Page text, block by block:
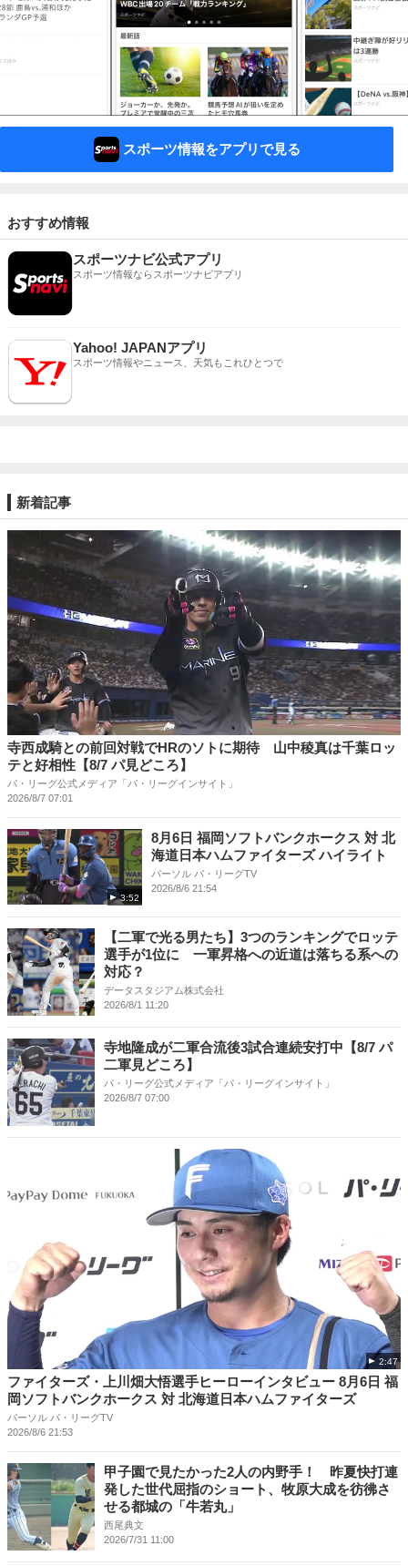
スポーツ情報をアプリで見る
おすすめ情報
スポーツナビ公式アプリ
スポーツ情報ならスポーツナビアプリ
Yahoo! JAPANアプリ
スポーツ情報やニュース、天気もこれひとつで
新着記事
寺西成騎との前回対戦でHRのソトに期待 山中稜真は千葉ロッ
テと好相性【8/7 パ見どころ】
パ・リーグ公式メディア「パ・リーグインサイト」
2026/8/7 07:01
3:52
8月6日 福岡ソフトバンクホークス 対 北
海道日本ハムファイターズ ハイライト
パーソル パ・リーグTV
2026/8/6 21:54
【二軍で光る男たち】3つのランキングでロッテ
選手が1位に 一軍昇格への近道は落ちる系への
対応？
データスタジアム株式会社
2026/8/1 11:20
寺地隆成が二軍合流後3試合連続安打中【8/7 パ
二軍見どころ】
パ・リーグ公式メディア「パ・リーグインサイト」
2026/8/7 07:00
2:47
ファイターズ・上川畑大悟選手ヒーローインタビュー 8月6日 福
岡ソフトバンクホークス 対 北海道日本ハムファイターズ
パーソル パ・リーグTV
2026/8/6 21:53
甲子園で見たかった2人の内野手！ 昨夏快打連
発した世代屈指のショート、牧原大成を彷彿さ
せる都城の「牛若丸」
西尾典文
2026/7/31 11:00